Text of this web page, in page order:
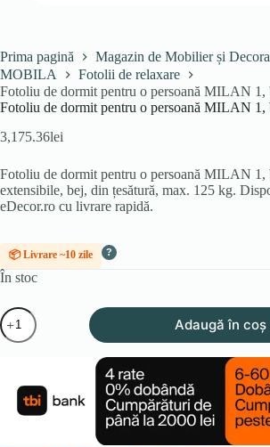
Prima pagină
Magazin de Mobilier și
MOBILA
Fotolii de relaxare
Fotoliu de dormit pentru o persoană MILAN 1,
Fotoliu de dormit pentru o persoană MILAN 1,
3,175.36lei
Fotoliu de dormit pentru o persoană MILAN
extensibile, bej, din țesătură, max. 125 kg.
eDecor.ro cu livrare rapidă.
📦 Livrare ~10 zile ?
În stoc
Cantitate
Fotoliu
de
persoană
MILAN
Adaugă în coș